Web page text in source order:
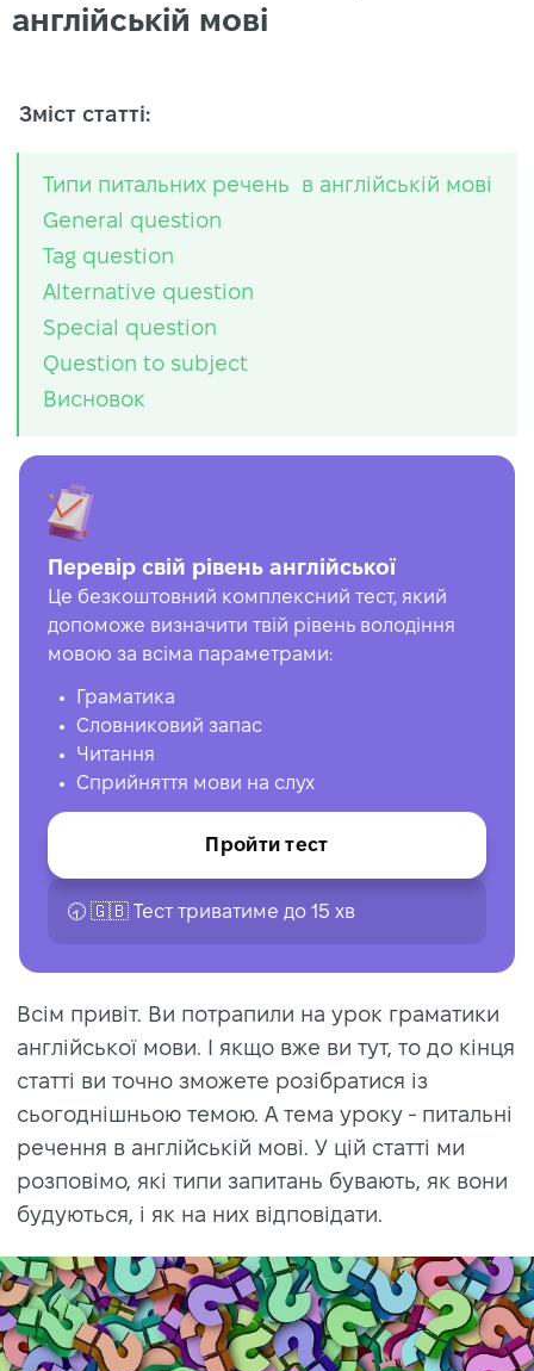
англійській мові
Зміст статті:
Типи питальних речень в англійській мові
General question
Tag question
Alternative question
Special question
Question to subject
Висновок
Перевір свій рівень англійської
Це безкоштовний комплексний тест, який
допоможе визначити твій рівень володіння
мовою за всіма параметрами:
Граматика
Словниковий запас
Читання
Сприйняття мови на слух
Пройти тест
🕣 🇬🇧 Тест триватиме до 15 хв
Всім привіт. Ви потрапили на урок граматики
англійської мови. І якщо вже ви тут, то до кінця
статті ви точно зможете розібратися із
сьогоднішньою темою. А тема уроку - питальні
речення в англійській мові. У цій статті ми
розповімо, які типи запитань бувають, як вони
будуються, і як на них відповідати.